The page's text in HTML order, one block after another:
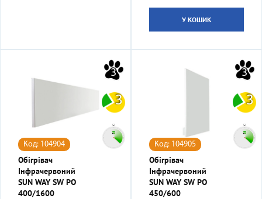
У КОШИК
3
3
Код: 104904
Обігрівач
Інфрачервоний
SUN WAY SW PO
400/1600
3
3
Код: 104905
Обігрівач
Інфрачервоний
SUN WAY SW PO
450/600